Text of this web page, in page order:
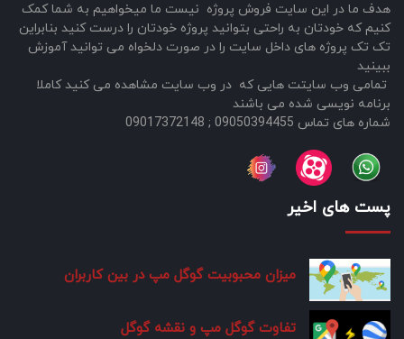
هدف ما در این سایت فروش پروژه نیست ما میخواهیم به شما کمک
کنیم که خودتان به راحتی بتوانید پروژه خودتان را درست کنید بنابراین
تک تک پروژه های داخل سایت را در صورت دلخواه می توانید آموزش
ببینید
تمامی وب سایتت هایی که در وب سایت مشاهده می کنید کاملا
برنامه نویسی شده می باشند
شماره های تماس 09050394455 ; 09017372148
پست های اخیر
میزان محبوبیت گوگل مپ در بین کاربران
تفاوت گوگل مپ و نقشه گوگل